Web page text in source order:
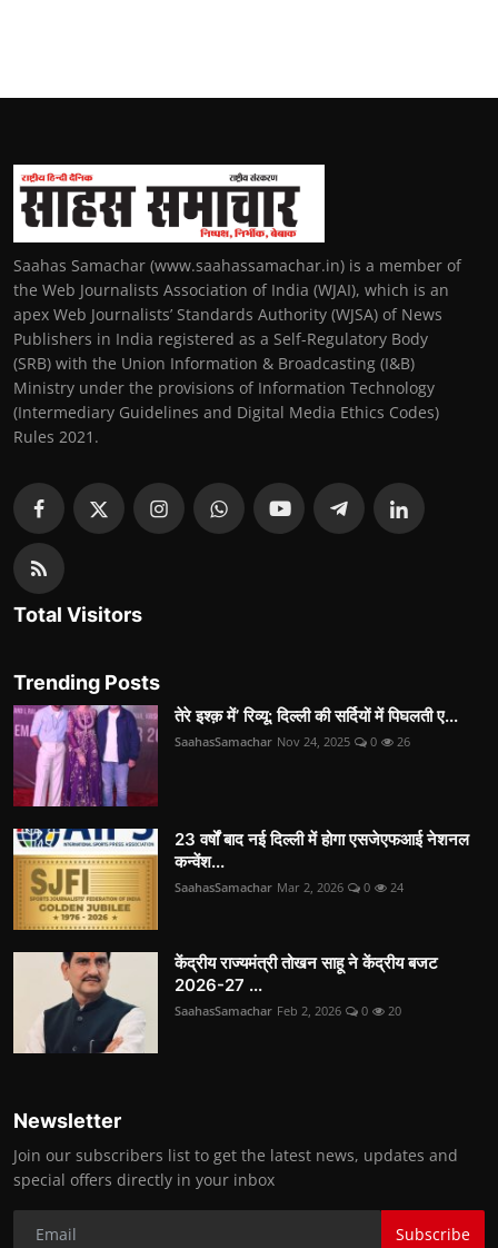
Saahas Samachar (www.saahassamachar.in) is a member of
the Web Journalists Association of India (WJAI), which is an
apex Web Journalists’ Standards Authority (WJSA) of News
Publishers in India registered as a Self-Regulatory Body
(SRB) with the Union Information & Broadcasting (I&B)
Ministry under the provisions of Information Technology
(Intermediary Guidelines and Digital Media Ethics Codes)
Rules 2021.
Total Visitors
Trending Posts
तेरे इश्क़ में’ रिव्यू: दिल्ली की सर्दियों में पिघलती ए...
SaahasSamachar Nov 24, 2025 0 26
23 वर्षों बाद नई दिल्ली में होगा एसजेएफआई नेशनल
कन्वेंश...
SaahasSamachar Mar 2, 2026 0 24
केंद्रीय राज्यमंत्री तोखन साहू ने केंद्रीय बजट
2026-27 ...
SaahasSamachar Feb 2, 2026 0 20
Newsletter
Join our subscribers list to get the latest news, updates and
special offers directly in your inbox
Subscribe